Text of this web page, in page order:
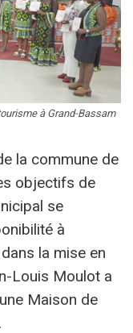
à Grand-Bassam
la commune de
objectifs de
se
à
la mise en
Louis Moulot a
Maison de